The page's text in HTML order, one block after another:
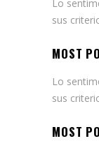
Lo
sus
MOST
Lo
sus
MOST